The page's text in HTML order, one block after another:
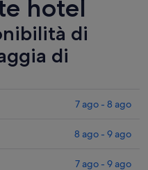
hotel
di
di
7 ago - 8 ago
8 ago - 9 ago
7 ago - 9 ago